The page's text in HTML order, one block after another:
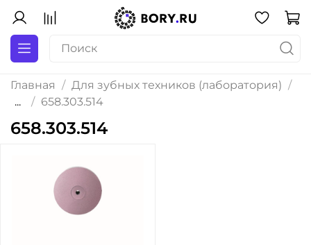
Главная
Для зубных техников (лаборатория)
...
658.303.514
658.303.514